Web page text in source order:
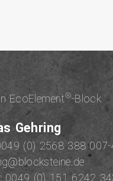
EcoElement®-Block
Gehring
(0) 2568 388 007-
0049 (0) 151 6242